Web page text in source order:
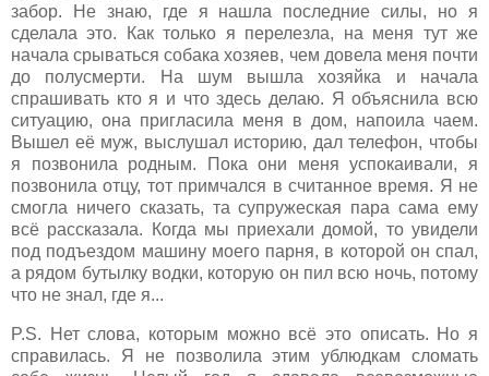
забор. Не знаю, где я нашла последние силы, но я
сделала это. Как только я перелезла, на меня тут же
начала срываться собака хозяев, чем довела меня почти
до полусмерти. На шум вышла хозяйка и начала
спрашивать кто я и что здесь делаю. Я объяснила всю
ситуацию, она пригласила меня в дом, напоила чаем.
Вышел её муж, выслушал историю, дал телефон, чтобы
я позвонила родным. Пока они меня успокаивали, я
позвонила отцу, тот примчался в считанное время. Я не
смогла ничего сказать, та супружеская пара сама ему
всё рассказала. Когда мы приехали домой, то увидели
под подъездом машину моего парня, в которой он спал,
а рядом бутылку водки, которую он пил всю ночь, потому
что не знал, где я...
P.S. Нет слова, которым можно всё это описать. Но я
справилась. Я не позволила этим ублюдкам сломать